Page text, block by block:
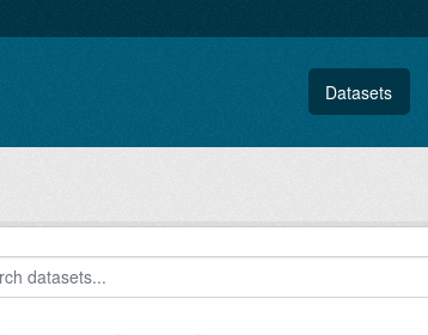
Datasets